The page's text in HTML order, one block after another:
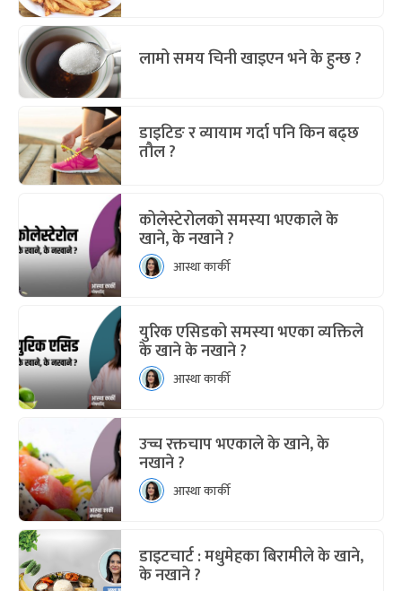
लामो समय चिनी खाइएन भने के हुन्छ ?
डाइटिङ र व्यायाम गर्दा पनि किन बढ्छ
तौल ?
कोलेस्टेरोलको समस्या भएकाले के
खाने, के नखाने ?
आस्था कार्की
युरिक एसिडको समस्या भएका व्यक्तिले
के खाने के नखाने ?
आस्था कार्की
उच्च रक्तचाप भएकाले के खाने, के
नखाने ?
आस्था कार्की
डाइटचार्ट : मधुमेहका बिरामीले के खाने,
के नखाने ?